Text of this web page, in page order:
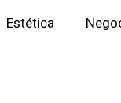
Estética